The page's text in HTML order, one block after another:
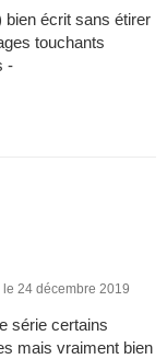
écrit sans étirer
touchants
-
le 24 décembre 2019
série certains
mais vraiment bien